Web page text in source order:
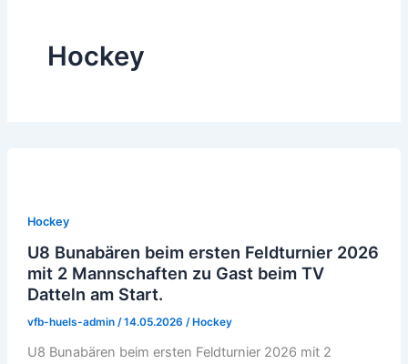
Hockey
Hockey
U8 Bunabären beim ersten Feldturnier 2026
mit 2 Mannschaften zu Gast beim TV
Datteln am Start.
vfb-huels-admin /14.05.2026 / Hockey
U8 Bunabären beim ersten Feldturnier 2026 mit 2